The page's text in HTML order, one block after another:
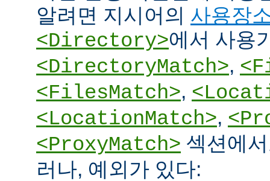
알려면 지시어의 사용장
<Directory>에서 사용
<DirectoryMatch>,
<FilesMatch>,
<LocationMatch>,
<ProxyMatch> 섹션에
러나, 예외가 있다: